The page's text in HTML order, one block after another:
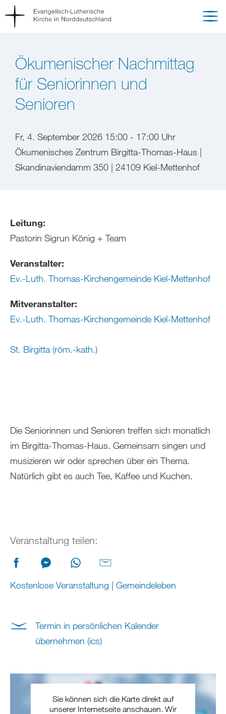
Ökumenischer Nachmittag
für Seniorinnen und
Senioren
Fr, 4. September 2026 15:00 - 17:00 Uhr
Ökumenisches Zentrum Birgitta-Thomas-Haus |
Skandinaviendamm 350 | 24109 Kiel-Mettenhof
Leitung:
Pastorin Sigrun König + Team
Veranstalter:
Ev.-Luth. Thomas-Kirchengemeinde Kiel-Mettenhof
Mitveranstalter:
Ev.-Luth. Thomas-Kirchengemeinde Kiel-Mettenhof
St. Birgitta (röm.-kath.)
Die Seniorinnen und Senioren treffen sich monatlich
im Birgitta-Thomas-Haus. Gemeinsam singen und
musizieren wir oder sprechen über ein Thema.
Natürlich gibt es auch Tee, Kaffee und Kuchen.
Veranstaltung teilen:
Kostenlose Veranstaltung | Gemeindeleben
Termin in persönlichen Kalender
übernehmen (ics)
Sie können sich die Karte direkt auf
unserer Internetseite anschauen. Wir